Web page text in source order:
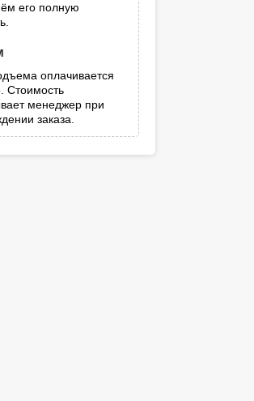
его полную
оплачивается
Стоимость
менеджер при
заказа.